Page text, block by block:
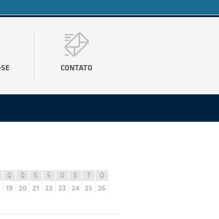
CONTATO
Q
19
Q
20
S
21
S
22
D
23
S
24
T
25
Q
26